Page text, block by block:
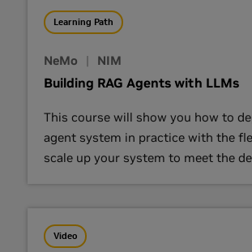
Learning Path
NeMo | NIM
Building RAG Agents with LLMs
This course will show you how to
agent system in practice with the
scale up your system to meet the
Video